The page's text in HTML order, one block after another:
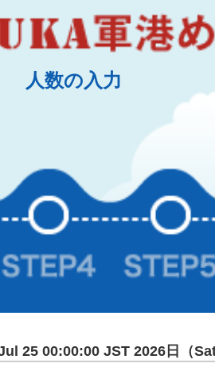
人数の入力
25 00:00:00 JST 2026日（